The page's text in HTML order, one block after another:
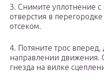
3. Снимите уплотнение
отверстия в
отсеком.
4. Потяните трос
направлении движения.
гнезда на вилке